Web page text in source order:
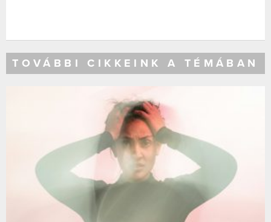
TOVÁBBI CIKKEINK A TÉMÁBAN